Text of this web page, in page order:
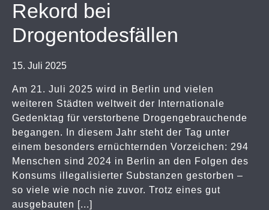
Rekord bei
Drogentodesfällen
15. Juli 2025
Am 21. Juli 2025 wird in Berlin und vielen
weiteren Städten weltweit der Internationale
Gedenktag für verstorbene Drogengebrauchende
begangen. In diesem Jahr steht der Tag unter
einem besonders ernüchternden Vorzeichen: 294
Menschen sind 2024 in Berlin an den Folgen des
Konsums illegalisierter Substanzen gestorben –
so viele wie noch nie zuvor. Trotz eines gut
ausgebauten [...]